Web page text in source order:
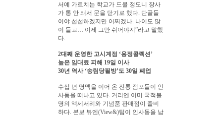
서예 가르치는 학교가 드물 정도니 장사
가 통 안 돼서 문을 닫기로 했다. 단골들
이야 섭섭하겠지만 어쩌겠나. 나이도 많
이 들고… 이제 그만 쉬어야지”라고 말했
다.
2대째 운영한 고시계점 ‘용정콜렉션’
높은 임대료 피해 19일 이사
30년 역사 ‘송림당필방’도 30일 폐업
수십 년 명맥을 이어 온 전통 점포들이 인
사동을 떠나고 있다. 거리엔 이미 국적불
명의 액세서리와 기념품 판매점이 즐비
하다. 본보 뷰엔(View&)팀이 인사동을 남